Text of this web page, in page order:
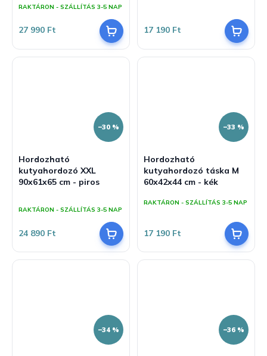
RAKTÁRON - SZÁLLÍTÁS 3-5 NAP
27 990 Ft 17 190 Ft
–30 %
Hordozható
kutyahordozó XXL
90x61x65 cm - piros
termék
5-
5,0
RAKTÁRON - SZÁLLÍTÁS 3-5 NAP
24 890 Ft
–33 %
Hordozható
kutyahordozó táska M
60x42x44 cm - kék
RAKTÁRON - SZÁLLÍTÁS 3-5 NAP
17 190 Ft
–34 % –36 %